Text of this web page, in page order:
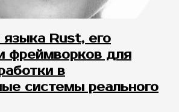
языка Rust, его
фреймворков для
в
системы реального